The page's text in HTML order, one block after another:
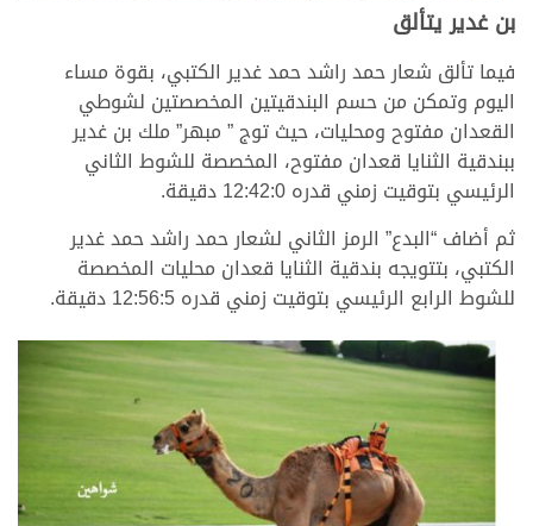
بن غدير يتألق
فيما تألق شعار حمد راشد حمد غدير الكتبي، بقوة مساء
اليوم وتمكن من حسم البندقيتين المخصصتين لشوطي
القعدان مفتوح ومحليات، حيث توج ” مبهر” ملك بن غدير
ببندقية الثنايا قعدان مفتوح، المخصصة للشوط الثاني
الرئيسي بتوقيت زمني قدره 12:42:0 دقيقة.
ثم أضاف “البدع” الرمز الثاني لشعار حمد راشد حمد غدير
الكتبي، بتتويجه بندقية الثنايا قعدان محليات المخصصة
للشوط الرابع الرئيسي بتوقيت زمني قدره 12:56:5 دقيقة.